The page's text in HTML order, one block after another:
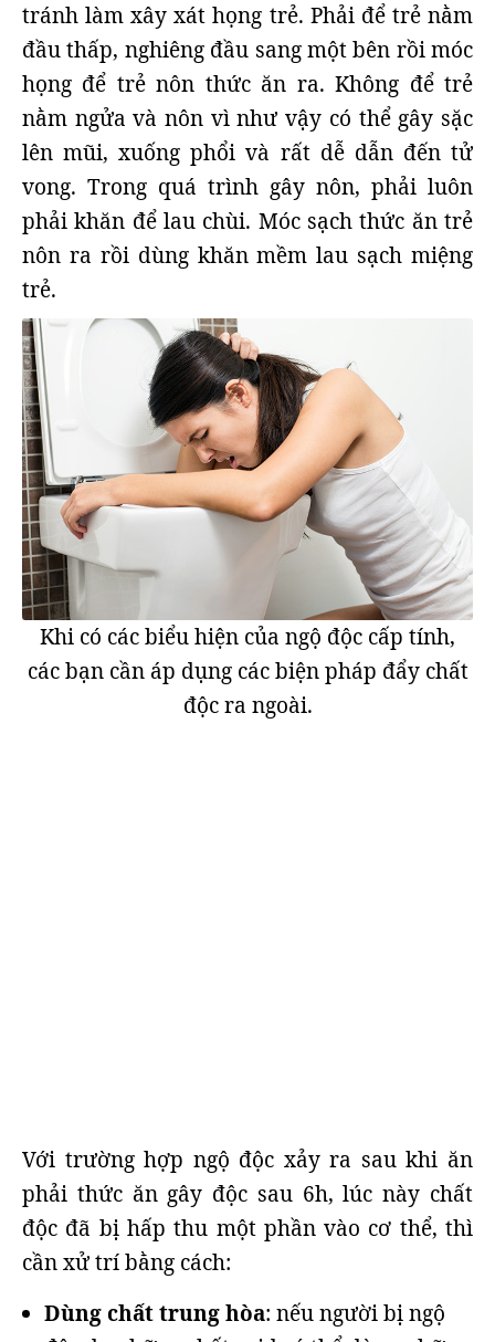
tránh làm xây xát họng trẻ. Phải để trẻ nằm
đầu thấp, nghiêng đầu sang một bên rồi móc
họng để trẻ nôn thức ăn ra. Không để trẻ
nằm ngửa và nôn vì như vậy có thể gây sặc
lên mũi, xuống phổi và rất dễ dẫn đến tử
vong. Trong quá trình gây nôn, phải luôn
phải khăn để lau chùi. Móc sạch thức ăn trẻ
nôn ra rồi dùng khăn mềm lau sạch miệng
trẻ.
Khi có các biểu hiện của ngộ độc cấp tính,
các bạn cần áp dụng các biện pháp đẩy chất
độc ra ngoài.
Với trường hợp ngộ độc xảy ra sau khi ăn
phải thức ăn gây độc sau 6h, lúc này chất
độc đã bị hấp thu một phần vào cơ thể, thì
cần xử trí bằng cách:
Dùng chất trung hòa: nếu người bị ngộ